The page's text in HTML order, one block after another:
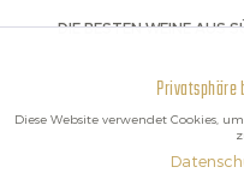
DIE BESTEN WEINE AUS
Privatsphäre
Diese Website verwendet Cookies,